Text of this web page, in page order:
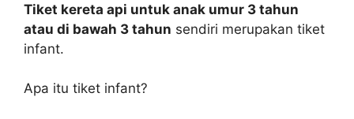
Tiket kereta api untuk anak umur 3 tahun
atau di bawah 3 tahun sendiri merupakan tiket
infant.
Apa itu tiket infant?